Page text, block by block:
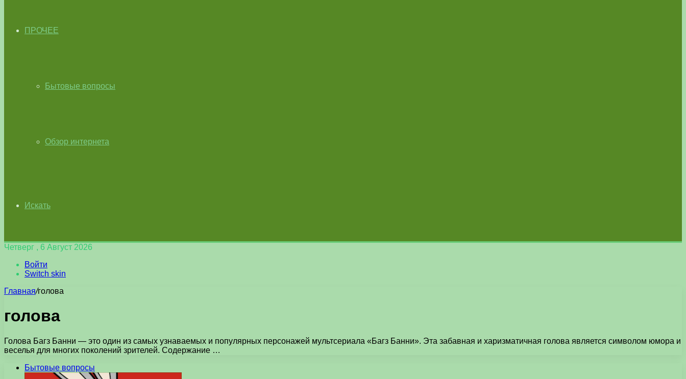
ПРОЧЕЕ
Бытовые вопросы
Обзор интернета
Искать
Четверг , 6 Август 2026
Войти
Switch skin
Главная/голова
голова
Голова Багз Банни — это один из самых узнаваемых и популярных персонажей мультсериала «Багз Банни». Эта забавная и харизматичная голова является символом юмора и
веселья для многих поколений зрителей. Содержание …
Бытовые вопросы